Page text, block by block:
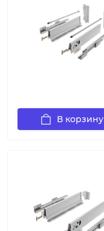
В корзину